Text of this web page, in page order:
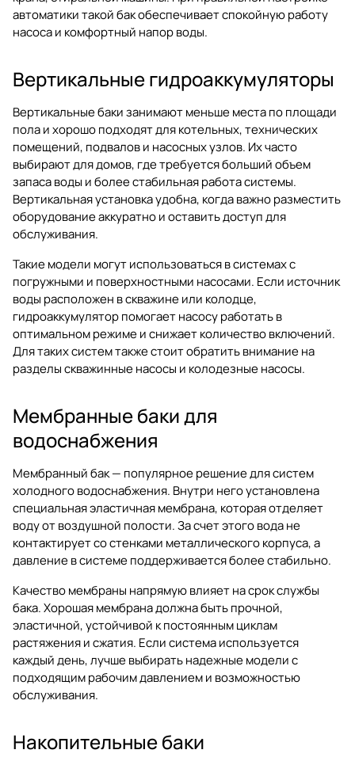
автоматики такой бак обеспечивает спокойную работу
насоса и комфортный напор воды.
Вертикальные гидроаккумуляторы
Вертикальные баки занимают меньше места по площади
пола и хорошо подходят для котельных, технических
помещений, подвалов и насосных узлов. Их часто
выбирают для домов, где требуется больший объем
запаса воды и более стабильная работа системы.
Вертикальная установка удобна, когда важно разместить
оборудование аккуратно и оставить доступ для
обслуживания.
Такие модели могут использоваться в системах с
погружными и поверхностными насосами. Если источник
воды расположен в скважине или колодце,
гидроаккумулятор помогает насосу работать в
оптимальном режиме и снижает количество включений.
Для таких систем также стоит обратить внимание на
разделыскважинные насосы и колодезные насосы.
Мембранные баки для
водоснабжения
Мембранный бак — популярное решение для систем
холодного водоснабжения. Внутри него установлена
специальная эластичная мембрана, которая отделяет
воду от воздушной полости. За счет этого вода не
контактирует со стенками металлического корпуса, а
давление в системе поддерживается более стабильно.
Качество мембраны напрямую влияет на срок службы
бака. Хорошая мембрана должна быть прочной,
эластичной, устойчивой к постоянным циклам
растяжения и сжатия. Если система используется
каждый день, лучше выбирать надежные модели с
подходящим рабочим давлением и возможностью
обслуживания.
Накопительные баки